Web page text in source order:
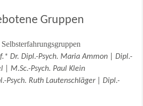
Gruppen
Dr. Dipl.-Psych. Maria Ammon | Dipl.-
| M.Sc.-Psych. Paul Klein
Psych. Ruth Lautenschläger | Dipl.-